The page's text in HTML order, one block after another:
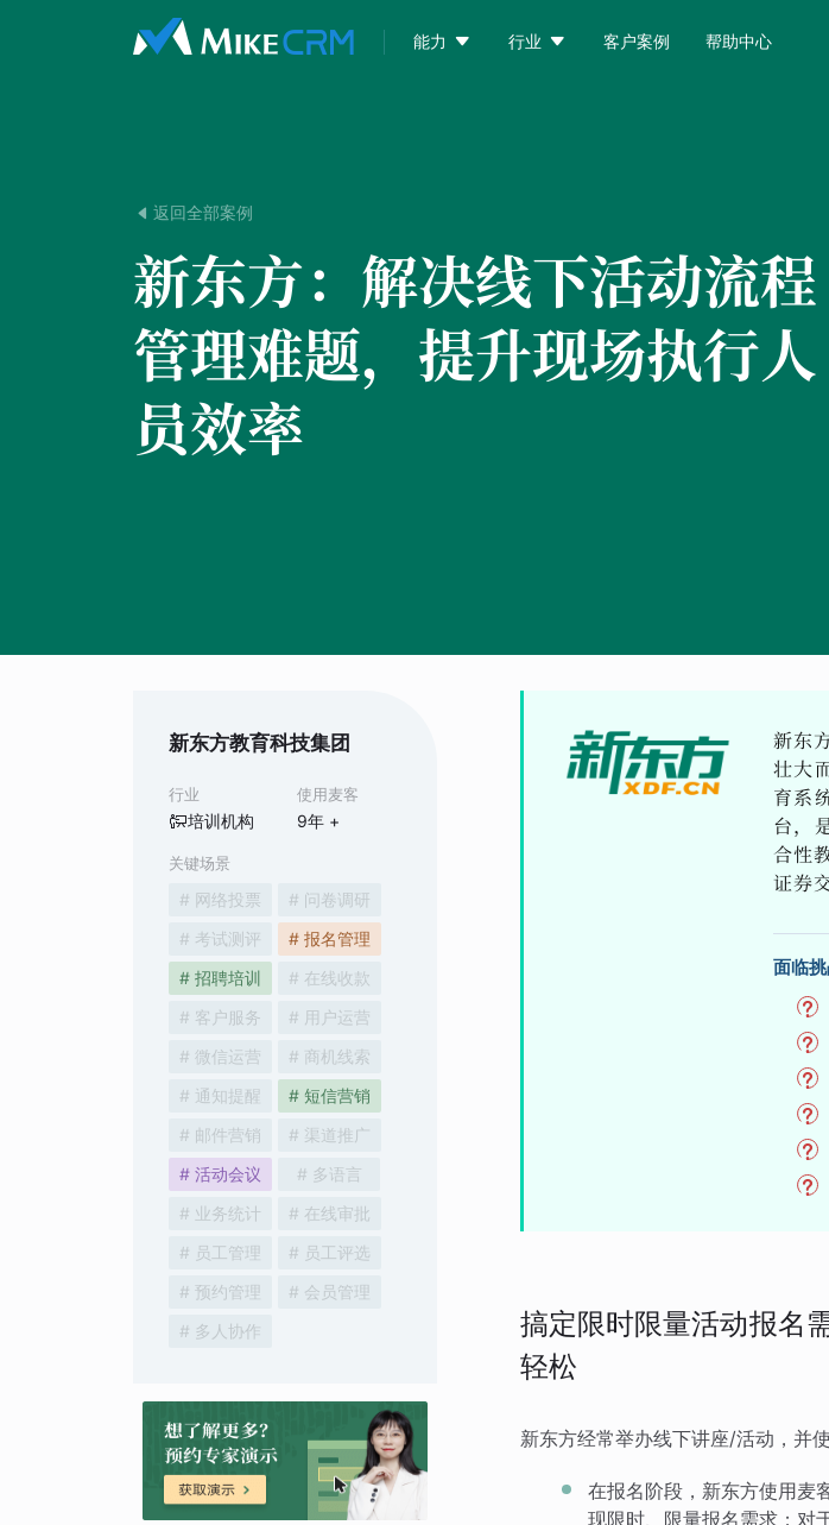
能力  行业  客户案例 帮助中心
 返回全部案例
新东方： 解决线下活动流程
管理难题，提升现场执行人
员效率
新东方教育科技集团
行业
培训机构
使用麦客
9年 +
关键场景
# 网络投票
# 问卷调研
# 考试测评
# 报名管理
# 招聘培训
# 在线收款
# 客户服务
# 用户运营
# 微信运营
# 商机线索
# 通知提醒
# 短信营销
# 邮件营销
# 渠道推广
# 活动会议
# 多语言
# 业务统计
# 在线审批
# 员工管理
# 员工评选
# 预约管理
# 会员管理
# 多人协作
新东
壮大
育系
台，
合性
证券
面临
搞定限时限量活动报名
轻松
新东方经常举办线下讲座/活动，并
在报名阶段，新东方使用麦
现限时、限量报名需求；对